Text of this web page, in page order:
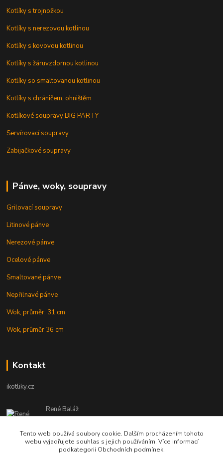
Kotlíky s trojnožkou
Kotlíky s nerezovou kotlinou
Kotlíky s kovovou kotlinou
Kotlíky s žáruvzdornou kotlinou
Kotlíky so smaltovanou kotlinou
Kotlíky s chráničem, ohništěm
Kotlíkové soupravy BIG PARTY
Servírovací soupravy
Zabijačkové soupravy
Pánve, woky, soupravy
Grilovací soupravy
Litinové pánve
Nerezové pánve
Ocelové pánve
Smaltované pánve
Nepřilnavé pánve
Wok, průměr: 31 cm
Wok, průměr 36 cm
Kontakt
ikotliky.cz
René Baláž
Eshop: +421 902 212 007
od 8:00 - do 16:00 hod
info@ikotliky.cz
Tento web používá soubory cookie. Dalším procházením tohoto
webu vyjadřujete souhlas s jejich používáním. Více informací
podkategorii Obchodních podmínek.